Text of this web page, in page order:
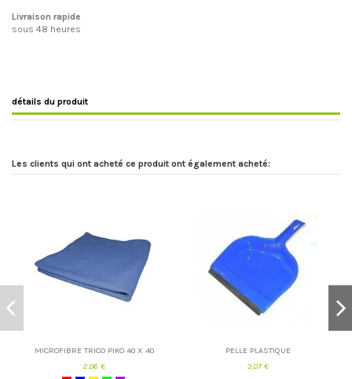
Livraison rapide
sous 48 heures
détails du produit
Les clients qui ont acheté ce produit ont également acheté:
MICROFIBRE TRICO PIKO 40 X 40
2,06 €
PELLE PLASTIQUE
3,07 €